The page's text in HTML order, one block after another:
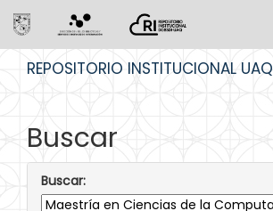
REPOSITORIO INSTITUCIONAL UAQ
Buscar
Buscar: